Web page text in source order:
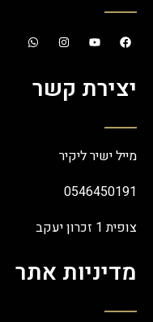
יצירת קשר
מייל ישיר ליקיר
0546450191
צופית 1 זכרון יעקב
מדיניות אתר